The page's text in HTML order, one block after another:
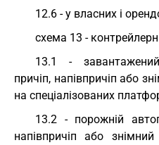
12.6 - у власних і
схема 13 -
13.1 -
причіп, напівпричіп або
на спеціалізованих
13.2 - порожній
напівпричіп або